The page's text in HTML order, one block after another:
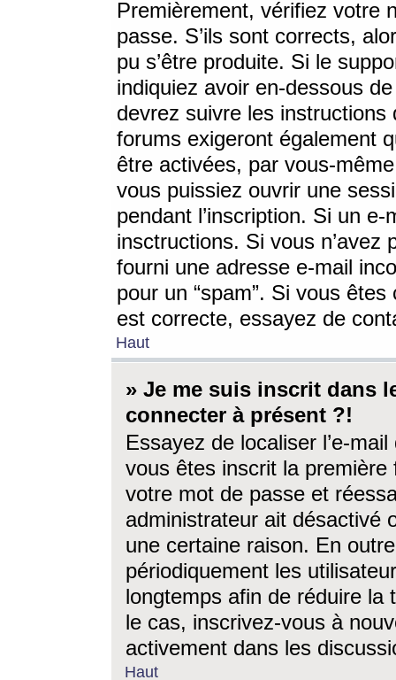
Premièrement, vérifiez votre
passe. S’ils sont corrects,
pu s’être produite. Si le
indiquiez avoir en-dessous
devrez suivre les
forums exigeront également
être activées, par vous-
vous puissiez ouvrir une
pendant l’inscription. Si un
insctructions. Si vous n’avez
fourni une adresse e-mail
pour un “spam”. Si vous
est correcte, essayez de
Haut
» Je me suis inscrit dans
connecter à présent ?!
Essayez de localiser l’e-
vous êtes inscrit la première
votre mot de passe et
administrateur ait désactivé
une certaine raison. En
périodiquement les
longtemps afin de réduire la
le cas, inscrivez-vous à
activement dans les
Haut